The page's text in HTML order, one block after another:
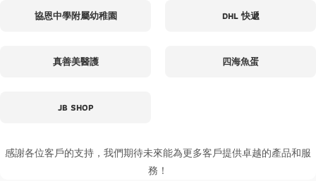
協恩中學附屬幼稚園 DHL 快遞
真善美醫護 四海魚蛋
JB SHOP
感謝各位客戶的支持，我們期待未來能為更多客戶提供卓越的產品和服
務！